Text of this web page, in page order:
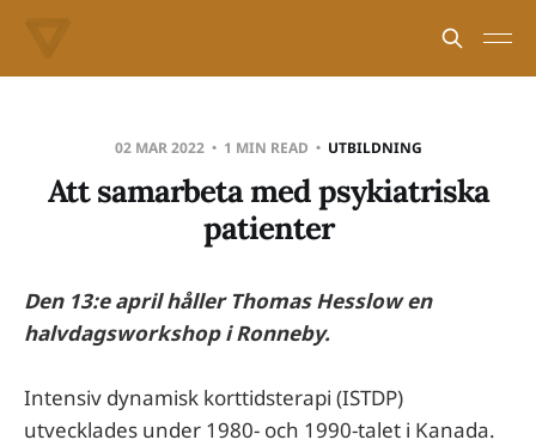
02 MAR 2022 1 MIN READ UTBILDNING
Att samarbeta med psykiatriska
patienter
Den 13:e april håller Thomas Hesslow en
halvdagsworkshop i Ronneby.
Intensiv dynamisk korttidsterapi (ISTDP)
utvecklades under 1980- och 1990-talet i Kanada.